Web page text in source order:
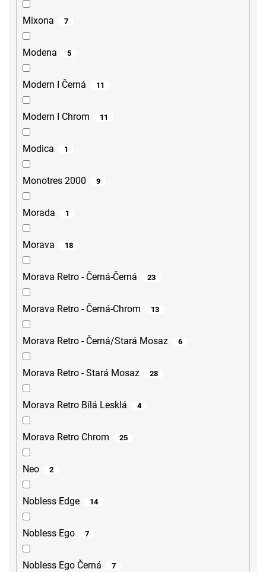
Mixona 7
Modena 5
Modern I Černá 11
Modern I Chrom 11
Modica 1
Monotres 2000 9
Morada 1
Morava 18
Morava Retro - Černá-Černá 23
Morava Retro - Černá-Chrom 13
Morava Retro - Černá/Stará Mosaz 6
Morava Retro - Stará Mosaz 28
Morava Retro Bílá Lesklá 4
Morava Retro Chrom 25
Neo 2
Nobless Edge 14
Nobless Ego 7
Nobless Ego Černá 7